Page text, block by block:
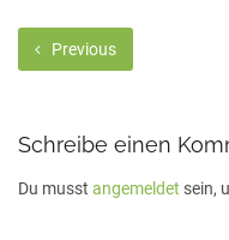
Previous
Schreibe einen
Du musst angemeldet sein,